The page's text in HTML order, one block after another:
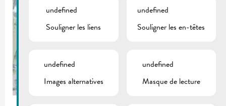
undefined
Souligner les liens
undefined
Souligner les en-têtes
undefined
Images alternatives
undefined
Masque de lecture